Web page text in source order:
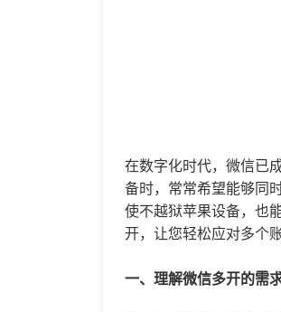
在数字化时代，微信已
备时，常常希望能够同
使不越狱苹果设备，也
开，让您轻松应对多个
一、理解微信多开的需